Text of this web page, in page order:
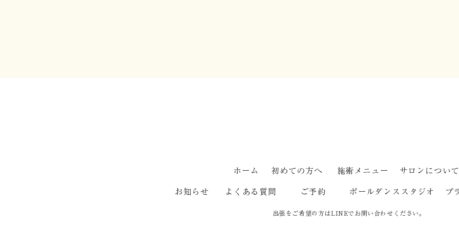
はりって痛くないですか？
ホーム 初めての方へ 施術メニュー サロンについて
お知らせ よくある質問 ご予約 ポールダンススタジオ プ
出張をご希望の方はLINEでお問い合わせください。